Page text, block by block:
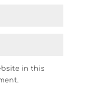
in this